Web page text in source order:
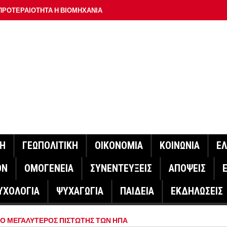
Η ΒΙΟΜΗΧΑΝΙΑ
Η ΠΛΑΤΦΟΡΜΑ
ΣΑΝ ΣΗΜΕΡΑ
Ο ΜΗΤΣΟΤΑΚΗΣ ΓΙΑ ΤΟΥΣ ΠΥΡΟΠΛΗΚΤΟΥΣ
ΕΡΕΥΝΗΤΗΣ ΣΤΗ ΔΑΝΙΑ ΣΧΕΔΙΑΖΕΙ DRONE ΓΙΑ ΤΗ
ΓΕΩΠΟΛΙΤΙΚΗ ΟΙΚΟΝΟΜΙΑ ΚΟΙΝΩΝΙΑ
ΟΜΟΓΕΝΕΙΑ ΣΥΝΕΝΤΕΥΞΕΙΣ ΑΠΟΨΕΙΣ
ΨΥΧΑΓΩΓΙΑ ΠΑΙΔΕΙΑ ΕΚΔΗΛΩΣΕΙΣ
ΜΕΓΑΛΥΤΕΡΟΣ ΠΙΣΤΩΤΗΣ ΤΩΝ ΗΠΑ